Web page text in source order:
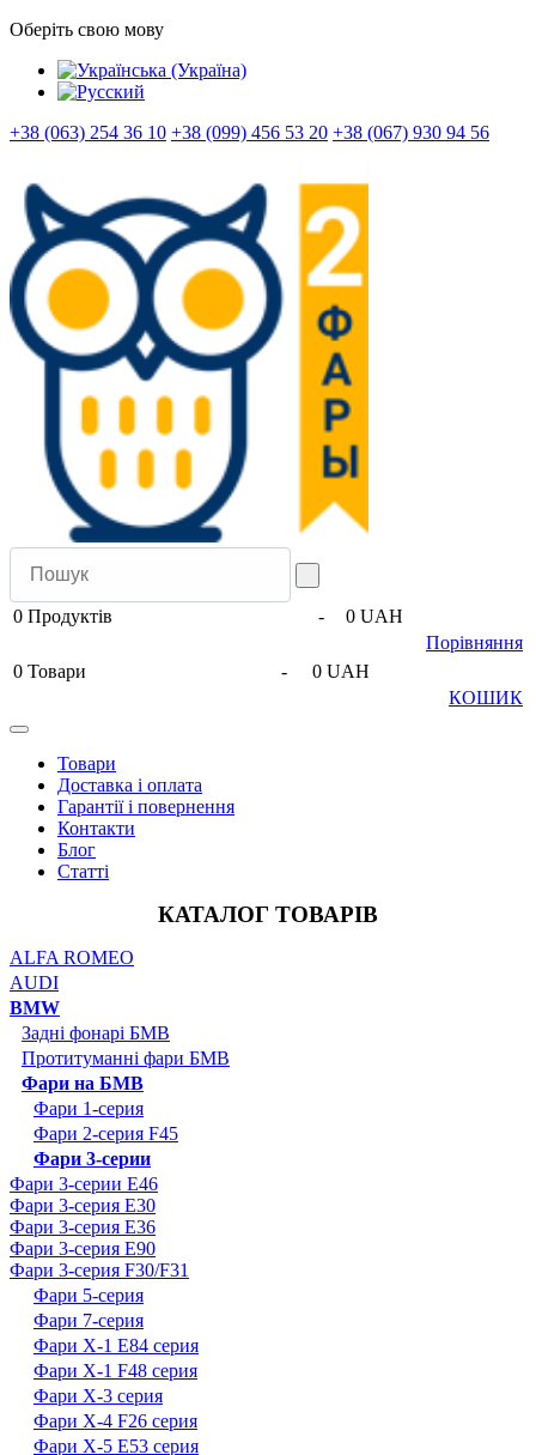
Оберіть свою мову
+38 (063) 254 36 10 +38 (099) 456 53 20 +38 (067) 930 94 56
0 Продуктів -
0 UAH
Порівняння
0 Товари -
0 UAH
КОШИК
Товари
Доставка і оплата
Гарантії і повернення
Контакти
Блог
Статті
КАТАЛОГ ТОВАРІВ
ALFA ROMEO
AUDI
BMW
Задні фонарі БМВ
Протитуманні фари БМВ
Фари на БМВ
Фари 1-серия
Фари 2-серия F45
Фари 3-серии
Фари 3-серии E46
Фари 3-серия E30
Фари 3-серия E36
Фари 3-серия E90
Фари 3-серия F30/F31
Фари 5-серия
Фари 7-серия
Фари X-1 E84 серия
Фари X-1 F48 серия
Фари X-3 серия
Фари X-4 F26 серия
Фари X-5 E53 серия